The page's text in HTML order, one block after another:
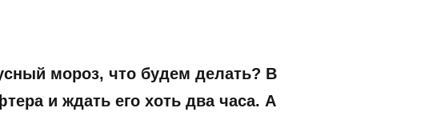
мороз, что будем делать? В
и ждать его хоть два часа. А